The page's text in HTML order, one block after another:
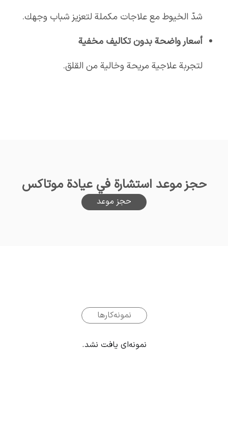
شدّ الخيوط مع علاجات مكملة لتعزيز شباب وجهك.
أسعار واضحة بدون تكاليف مخفية
لتجربة علاجية مريحة وخالية من القلق.
حجز موعد استشارة في عيادة موتاكس
حجز موعد
نمونه‌کارها
نمونه‌ای یافت نشد.